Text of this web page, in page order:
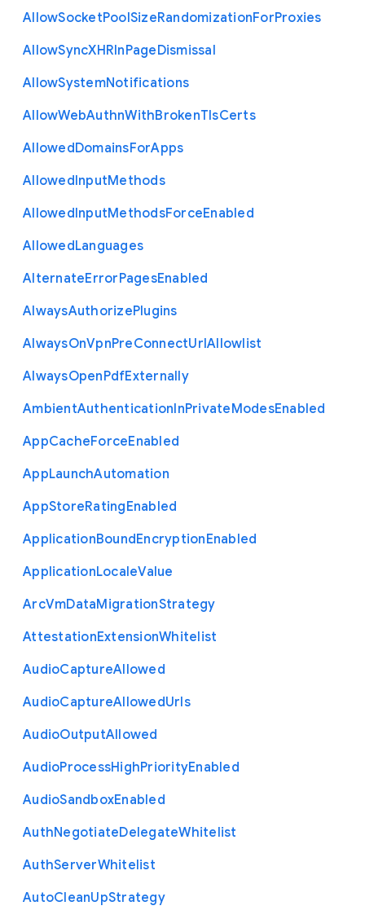
AllowSocketPoolSizeRandomizationForProxies
AllowSyncXHRInPageDismissal
AllowSystemNotifications
AllowWebAuthnWithBrokenTlsCerts
AllowedDomainsForApps
AllowedInputMethods
AllowedInputMethodsForceEnabled
AllowedLanguages
AlternateErrorPagesEnabled
AlwaysAuthorizePlugins
AlwaysOnVpnPreConnectUrlAllowlist
AlwaysOpenPdfExternally
AmbientAuthenticationInPrivateModesEnabled
AppCacheForceEnabled
AppLaunchAutomation
AppStoreRatingEnabled
ApplicationBoundEncryptionEnabled
ApplicationLocaleValue
ArcVmDataMigrationStrategy
AttestationExtensionWhitelist
AudioCaptureAllowed
AudioCaptureAllowedUrls
AudioOutputAllowed
AudioProcessHighPriorityEnabled
AudioSandboxEnabled
AuthNegotiateDelegateWhitelist
AuthServerWhitelist
AutoCleanUpStrategy